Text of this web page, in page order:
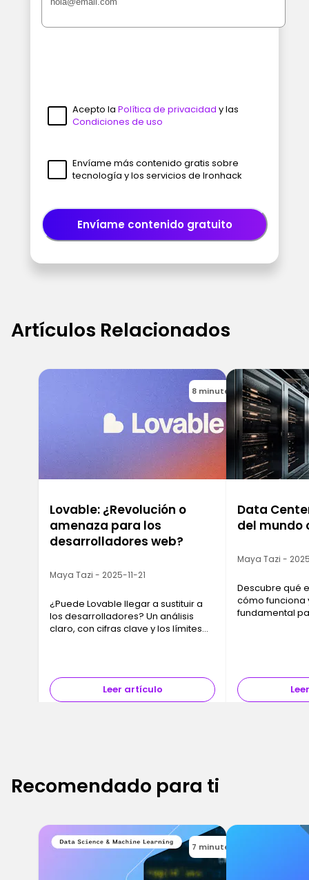
Acepto la Política de privacidad y las
Condiciones de uso
Envíame más contenido gratis sobre
tecnología y los servicios de Ironhack
Envíame contenido gratuito
Artículos Relacionados
8 minutes
Lovable: ¿Revolución o
amenaza para los
desarrolladores web?
Maya Tazi - 2025-11-21
¿Puede Lovable llegar a sustituir a
los desarrolladores? Un análisis
claro, con cifras clave y los límites
Leer artículo
Data
del mundo
Maya Tazi -
Descubre qué
cómo funciona
fundamental
Recomendado para ti
7 minutes